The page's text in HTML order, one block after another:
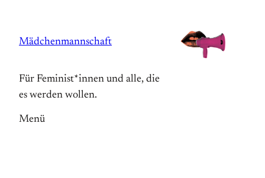
springen
Mädchenmannschaft
Für Feminist*innen und alle, die
es werden wollen.
Menü